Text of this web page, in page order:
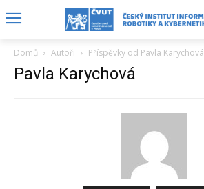
Domů Autoři Příspěvky od Pavla Karychová
Pavla Karychová